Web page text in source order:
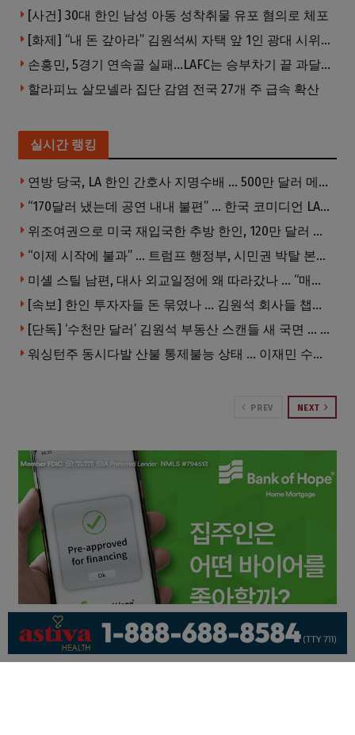
[사건] 30대 한인 남성 아동 성착취물 유포 혐의로 체포
[화제] “내 돈 갚아라” 김원석씨 자택 앞 1인 광대 시위 … 한인 투자사, “108만 달러 못받아”
손흥민, 5경기 연속골 실패…LAFC는 승부차기 끝 과달라하라 격파
할라피뇨 살모넬라 집단 감염 전국 27개 주 급속 확산
실시간 랭킹
연방 당국, LA 한인 간호사 지명수배 … 500만 달러 메디캐어 사기, 선고 직전 한국 도주
“170달러 냈는데 공연 내내 불편” … 한국 코미디언 LA공연, 음향 불량에 외모 비하 개그 논란
위조여권으로 미국 재입국한 추방 한인, 120만 달러 은행 사기 행각
“이제 시작에 불과” … 트럼프 행정부, 시민권 박탈 본격화
미셸 스틸 남편, 대사 외교일정에 왜 따라갔나 … “매우 이례적”
[속보] 한인 투자자들 돈 묶였나 … 김원석 회사들 챕터7 강제파산·자진파산 잇따라 신청
[단독] ‘수천만 달러’ 김원석 부동산 스캔들 새 국면 … 한인 투자자들 소송 잇따라 ‘디폴트’ 절차
워싱턴주 동시다발 산불 통제불능 상태 … 이재민 수십만명
PREV NEXT